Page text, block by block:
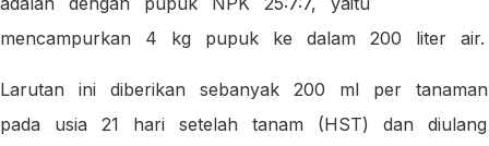
mencampurkan 4 kg pupuk ke dalam 200 liter air.
Larutan ini diberikan sebanyak 200 ml per tanaman
pada usia 21 hari setelah tanam (HST) dan diulang